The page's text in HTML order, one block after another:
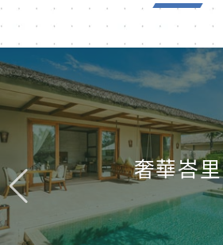
奢華峇里